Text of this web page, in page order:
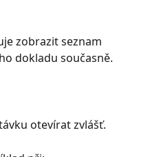
zobrazit seznam
dokladu současně.
otevírat zvlášť.